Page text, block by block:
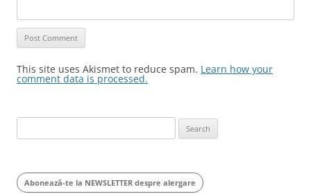
This site uses Akismet to reduce spam. Learn how your
comment data is processed.
for:
Abonează-te la NEWSLETTER despre alergare